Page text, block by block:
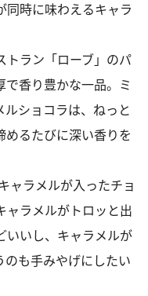
時に味わえるキャラ
ラン「ローブ」のパ
香り豊かな一品。ミ
ショコラは、ねっと
めるたびに深い香りを
ャラメルが入ったチョ
ャラメルがトロッと出
いいし、キャラメルが
も手みやげにしたい